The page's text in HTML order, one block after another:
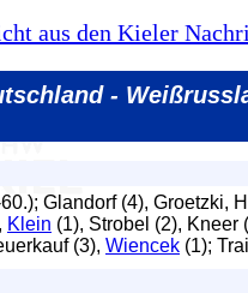
aus den Kieler
-
Glandorf (4), Groetzki,
Klein (1), Strobel (2), Kneer
(3), Wiencek (1);